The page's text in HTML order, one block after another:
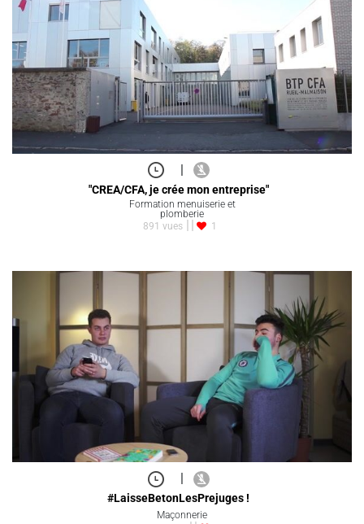
|
"CREA/CFA, je crée mon entreprise"
Formation menuiserie et
plomberie
891 vues
1
|
#LaisseBetonLesPrejuges !
Maçonnerie